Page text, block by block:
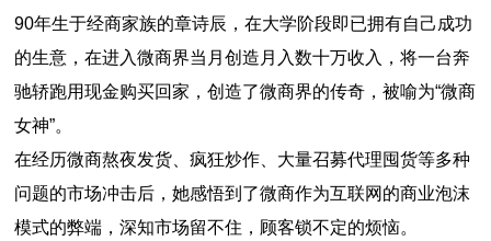
90年生于经商家族的章诗辰，在大学阶段即已拥有自己成功
的生意，在进入微商界当月创造月入数十万收入，将一台奔
驰轿跑用现金购买回家，创造了微商界的传奇，被喻为“微商
女神”。
在经历微商熬夜发货、疯狂炒作、大量召募代理囤货等多种
问题的市场冲击后，她感悟到了微商作为互联网的商业泡沫
模式的弊端，深知市场留不住，顾客锁不定的烦恼。